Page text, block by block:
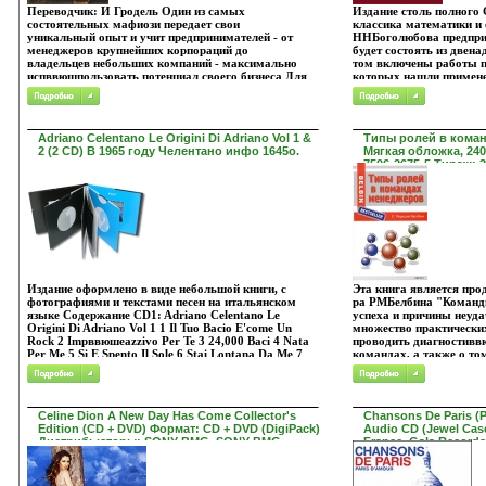
Переводчик: И Гродель Один из самых
состоятельных мафиози передает свои
уникальный опыт и учит предпринимателей - от
менеджеров крупнейших корпораций до
владельцев небольших компаний - максимально
испввюшпользовать потенциал своего бизнеса Для
широкого круга читателей Автор Майкл Францезе
Michael Franzese.
Adriano Celentano Le Origini Di Adriano Vol 1 &
2 (2 CD) В 1965 году Челентано инфо 1645o.
Издание оформлено в виде небольшой книги, с
фотографиями и текстами песен на итальянском
языке Содержание CD1: Adriano Celentano Le
Origini Di Adriano Vol 1 1 Il Tuo Bacio E'come Un
Rock 2 Impввюшеazzivo Per Te 3 24,000 Baci 4 Nata
Per Me 5 Si E Spento Il Sole 6 Stai Lontana Da Me 7
Sei Rimasta Sola 8 Preghero' 9 Il Tangaccio 10
Sabato Triste 11 Il Problema Piu' Importante 12 Ciao
Il Ragazzo Della Via Gluck 16 Mondo In Mi 7 A 17
La Coppia Piu' Bella Del Mondo 18 Tre Passi Avanti
19 Canzone 20 Azzurro CD2: Adriano Celentano Le
Origini Di Adriano Vol 2 1 Una Carezza In Un Pugno
2 Grazie Prego Scusi 3 E Voi Ballate 4 Eravamo In
100000 5 Un Bimbo Sul Leone 6 Sono Un Fallito
Celine Dion A New Day Has Come Collector's
Edition (CD + DVD) Формат: CD + DVD (DigiPack)
Дистрибьюторы: SONY BMG, SONY BMG
Russia Лицензионные товары Характеристики
аудионосителей 2008 г Сборник: Импортное
издание инфо 1647o.
который .
Издание столь
классика математики и
HHБоголюбова
будет состоять из
том включены работы
которых нашли
нелинейной механики В
уникальная книга "О
лекции "Метод
нелинейной механике"
нелинейной механики"
работ получили
Уникальность издания
включенные в него
публиковались
аспирантов, научных
преподавателей -
математической
истории механики Что
Автор Николай
Типы ролей в
Мягкая обложка,
7506-2675-5 Тираж:
Эта книга является
ра РМБелбина
успеха и причины
множество
проводить
командах, а также о
команды, от которых
бизнеса Для менеджеров
всех - кто стремится
эффективной работы
заинтересоввоезьан в
Автор Рэймонд
Chansons De Paris
Audio CD (Jewel
France, Gala
Лицензионные
аудионосителей
издание инфо 1648o.